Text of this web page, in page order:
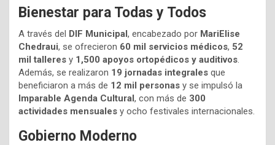
Bienestar para Todas y Todos
A través del DIF Municipal, encabezado por MariElise
Chedraui, se ofrecieron 60 mil servicios médicos, 52
mil talleres y 1,500 apoyos ortopédicos y auditivos.
Además, se realizaron 19 jornadas integrales que
beneficiaron a más de 12 mil personas y se impulsó la
Imparable Agenda Cultural, con más de 300
actividades mensuales y ocho festivales internacionales.
Gobierno Moderno